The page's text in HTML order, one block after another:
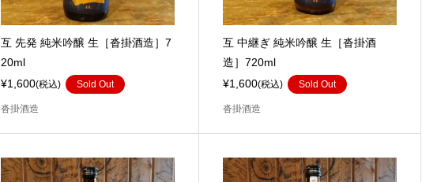
互 先発 純米吟醸 生［沓掛酒造］7
20ml
¥1,600(税込) Sold Out
沓掛酒造
互 中継ぎ 純米吟醸 生［沓掛酒
造］720ml
¥1,600(税込) Sold Out
沓掛酒造